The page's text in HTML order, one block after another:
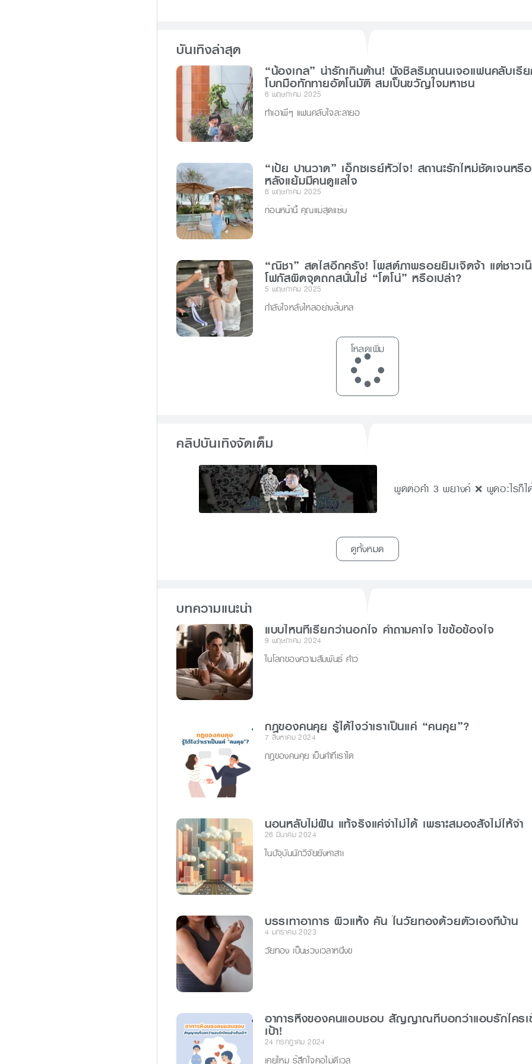
o
k
er
บันเทิงล่าสุด
“น้องเกล” น่ารักเกินต้าน! นั่งชิลริมถนนเจอแฟนคลับเรี
โบกมือทักทายอัตโนมัติ สมเป็นขวัญใจมหาชน
6 พฤษภาคม 2025
ทำเอาพี่ๆ แฟนคลับใจละลายอ
“เป้ย ปานวาด” เอ็กซเรย์หัวใจ! สถานะรักใหม่ชัดเจนหรื
หลังแย้มมีคนดูแลใจ
6 พฤษภาคม 2025
ก่อนหน้านี้ คุณแม่สุดแซ่บ
“ณิชา” สดใสอีกครั้ง! โพสต์ภาพรอยยิ้มเจิดจ้า แต่ชาวเ
โฟกัสผิดจุดถกสนั่นใช่ “โตโน่” หรือเปล่า?
5 พฤษภาคม 2025
กำลังใจหลั่งไหลอย่างล้นหล
โหลดเพิ่ม
คลิปบันเทิงจัดเต็ม
พูดต่อคำ 3 พยางค์ ❌ พูดอะไรก็ไ
ดูทั้งหมด
บทความแนะนำ
แบบไหนที่เรียกว่านอกใจ คำถามคาใจ ไขข้อข้องใจ
9 พฤษภาคม 2024
ในโลกของความสัมพันธ์ คำว่
กฎของคนคุย รู้ได้ไงว่าเราเป็นแค่ “คนคุย”?
7 สิงหาคม 2024
กฎของคนคุย เป็นคำที่เราได
นอนหลับไม่ฝัน แท้จริงแค่จำไม่ได้ เพราะสมองสั่งไม่ให้จำ
26 มีนาคม 2024
ในปัจุบันนักวิจัยยังหาสาเ
บรรเทาอาการ ผิวแห้ง คัน ในวัยทองด้วยตัวเองที่บ้าน
4 มกราคม 2023
วัยทอง เป็นช่วงเวลาหนึ่งข
อาการหึงของคนแอบชอบ สัญญาณที่บอกว่าแอบรักใครเ
เป้า!
24 กรกฎาคม 2024
เคยไหม รู้สึกใจคอไม่ดีเวล